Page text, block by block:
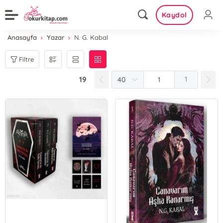
Kaydol
Anasayfa Yazar N. G. Kabal
Filtre
19 1